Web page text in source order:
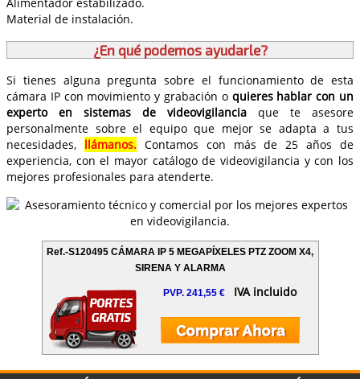
Material de instalación.
¿En qué podemos ayudarle?
Si tienes alguna pregunta sobre el funcionamiento de esta
cámara IP con movimiento y grabación o quieres hablar con un
experto en sistemas de videovigilancia que te asesore
personalmente sobre el equipo que mejor se adapta a tus
necesidades, llámanos.Contamos con más de 25 años de
experiencia, con el mayor catálogo de videovigilancia y con los
mejores profesionales para atenderte.
Ref.-S120495 CÁMARA IP 5 MEGAPÍXELES PTZ ZOOM X4,
SIRENA Y ALARMA
PVP. 241,55 € IVA incluido